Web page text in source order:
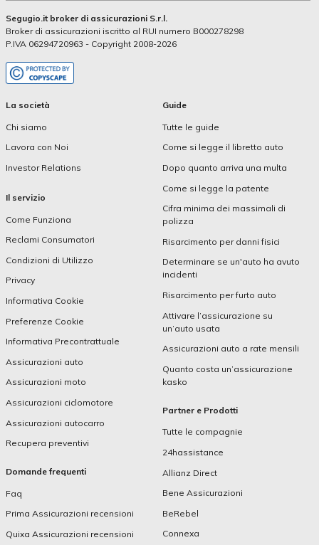
La società
Chi siamo
Lavora con Noi
Investor Relations
Il servizio
Come Funziona
Reclami Consumatori
Condizioni di Utilizzo
Privacy
Informativa Cookie
Preferenze Cookie
Informativa Precontrattuale
Assicurazioni auto
Assicurazioni moto
Assicurazioni ciclomotore
Assicurazioni autocarro
Recupera preventivi
Domande frequenti
Faq
Prima Assicurazioni recensioni
Quixa Assicurazioni recensioni
Guide
Tutte le guide
Come si legge il libretto auto
Dopo quanto arriva una multa
Come si legge la patente
Cifra minima dei massimali di
polizza
Risarcimento per danni fisici
Determinare se un'auto ha avuto
incidenti
Risarcimento per furto auto
Attivare l’assicurazione su
un’auto usata
Assicurazioni auto a rate mensili
Quanto costa un’assicurazione
kasko
Partner e Prodotti
Tutte le compagnie
24hassistance
Allianz Direct
Bene Assicurazioni
BeRebel
Connexa
Segugio.it broker di assicurazioni S.r.l.
Broker di assicurazioni iscritto al RUI numero B000278298
P.IVA 06294720963 - Copyright 2008-2026